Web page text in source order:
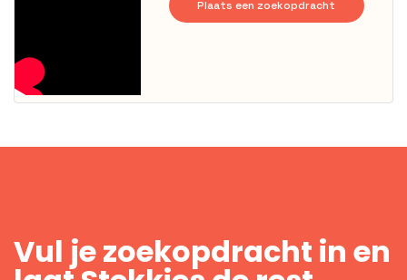
Plaats een zoekopdracht
Vul je zoekopdracht in en